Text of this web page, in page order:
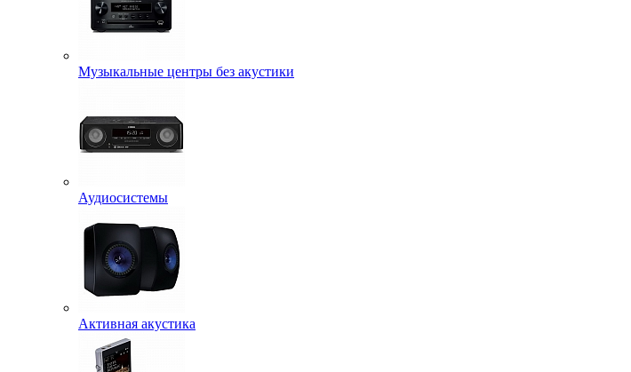
Музыкальные центры без акустики
Аудиосистемы
Активная акустика